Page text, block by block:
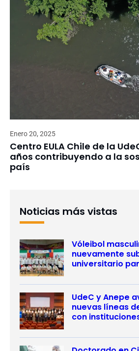
Enero 20, 2025
Centro EULA Chile de la
años contribuyendo a la
país
Noticias más vistas
Vóleibol
nuevamente
universitario
UdeC y Anepe
nuevas líneas
con